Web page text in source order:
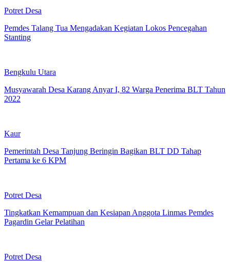
Potret Desa
Pemdes Talang Tua Mengadakan Kegiatan Lokos Pencegahan
Stanting
Bengkulu Utara
Musyawarah Desa Karang Anyar I, 82 Warga Penerima BLT Tahun
2022
Kaur
Pemerintah Desa Tanjung Beringin Bagikan BLT DD Tahap
Pertama ke 6 KPM
Potret Desa
Tingkatkan Kemampuan dan Kesiapan Anggota Linmas Pemdes
Pagardin Gelar Pelatihan
Potret Desa